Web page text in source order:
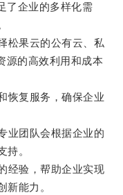
企业的多样化需
果云的公有云、私
源的高效利用和成本
复服务，确保企业
团队会根据企业的
持。
验，帮助企业实现
新能力。